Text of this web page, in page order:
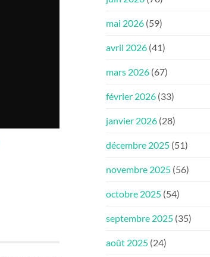
mai 2026 (59)
avril 2026 (41)
mars 2026 (67)
février 2026 (33)
janvier 2026 (28)
décembre 2025 (51)
novembre 2025 (56)
octobre 2025 (54)
septembre 2025 (35)
août 2025 (24)